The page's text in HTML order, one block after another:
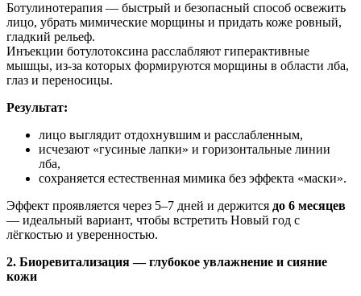
Ботулинотерапия — быстрый и безопасный способ освежить
лицо, убрать мимические морщины и придать коже ровный,
гладкий рельеф.
Инъекции ботулотоксина расслабляют гиперактивные
мышцы, из-за которых формируются морщины в области лба,
глаз и переносицы.
Результат:
лицо выглядит отдохнувшим и расслабленным,
исчезают «гусиные лапки» и горизонтальные линии
лба,
сохраняется естественная мимика без эффекта «маски».
Эффект проявляется через 5–7 дней и держится до 6 месяцев
— идеальный вариант, чтобы встретить Новый год с
лёгкостью и уверенностью.
2. Биоревитализация — глубокое увлажнение и сияние
кожи